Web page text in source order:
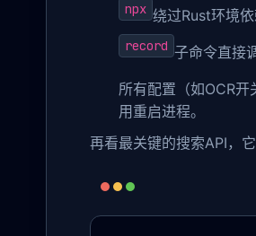
npx 绕过Rust环境
record 子命令直接
所有配置（如OCR
用重启进程。
再看最关键的搜索API，